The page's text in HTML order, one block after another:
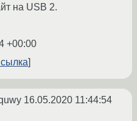
на USB 2.
+00:00
16.05.2020 11:44:54